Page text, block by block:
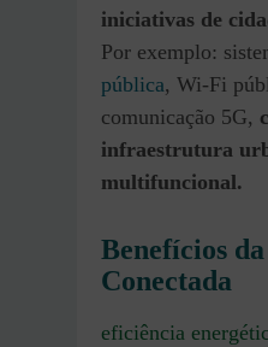
iniciativas de
Por exemplo:
pública, Wi-Fi
comunicação 5G,
infraestrutura
multifuncional.
Benefícios
Conectada
eficiência